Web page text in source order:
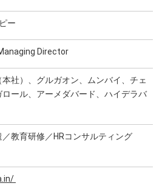
ー
Director
社）、グルガオン、ムンバイ、チェ
ロール、アーメダバード、ハイデラバ
／教育研修／HRコンサルティング